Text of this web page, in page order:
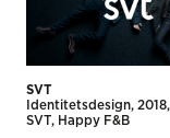
SVT
Identitetsdesign 2018
SVT
Happy F&B